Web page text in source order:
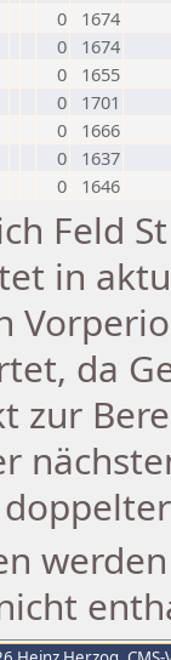
0
1674
0
1674
0
1655
0
1701
0
1666
0
1637
0 1646
Feld
in
da
zur